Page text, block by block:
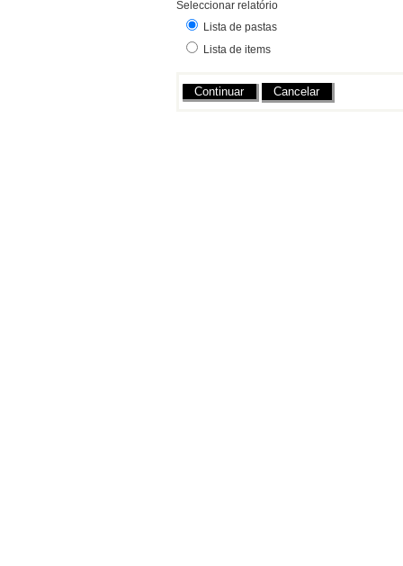
Seleccionar relatório
Lista de pastas
Lista de items
Acções Cancelar